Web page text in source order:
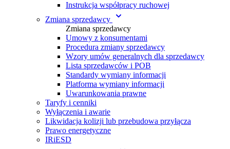
Instrukcja współpracy ruchowej
Zmiana sprzedawcy
Zmiana sprzedawcy
Umowy z konsumentami
Procedura zmiany sprzedawcy
Wzory umów generalnych dla sprzedawcy
Lista sprzedawców i POB
Standardy wymiany informacji
Platforma wymiany informacji
Uwarunkowania prawne
Taryfy i cenniki
Wyłączenia i awarie
Likwidacja kolizji lub przebudowa przyłącza
Prawo energetyczne
IRiESD